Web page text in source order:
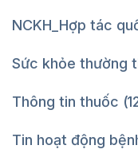
NCKH_Hợp tác
Sức khỏe thường
Thông tin thuốc
Tin hoạt động